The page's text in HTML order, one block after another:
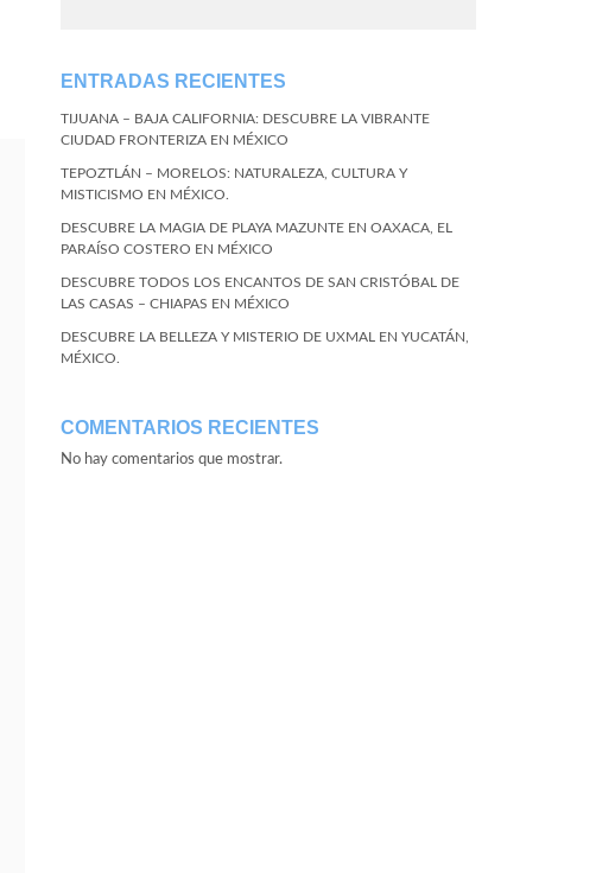
ENTRADAS RECIENTES
TIJUANA – BAJA CALIFORNIA: DESCUBRE LA VIBRANTE
CIUDAD FRONTERIZA EN MÉXICO
TEPOZTLÁN – MORELOS: NATURALEZA, CULTURA Y
MISTICISMO EN MÉXICO.
DESCUBRE LA MAGIA DE PLAYA MAZUNTE EN OAXACA, EL
PARAÍSO COSTERO EN MÉXICO
DESCUBRE TODOS LOS ENCANTOS DE SAN CRISTÓBAL DE
LAS CASAS – CHIAPAS EN MÉXICO
DESCUBRE LA BELLEZA Y MISTERIO DE UXMAL EN YUCATÁN,
MÉXICO.
COMENTARIOS RECIENTES
No hay comentarios que mostrar.